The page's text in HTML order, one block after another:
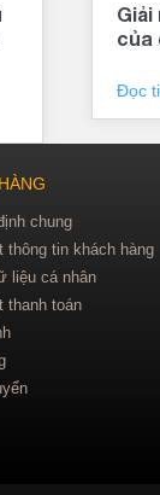
của
Đọc
chung
thông tin khách hàng
liệu cá nhân
thanh toán